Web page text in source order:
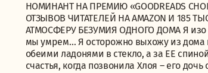
НОМИНАНТ НА ПРЕМИЮ «GOODREADS
ОТЗЫВОВ ЧИТАТЕЛЕЙ НА AMAZON И 185
АТМОСФЕРУ БЕЗУМИЯ ОДНОГО ДОМА Я изо
мы умрем… Я осторожно выхожу из дома
обеими ладонями в стекло, а за ЕЕ
счастья, когда позвонила Хлоя – его